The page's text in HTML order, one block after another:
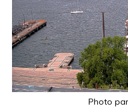
Photo